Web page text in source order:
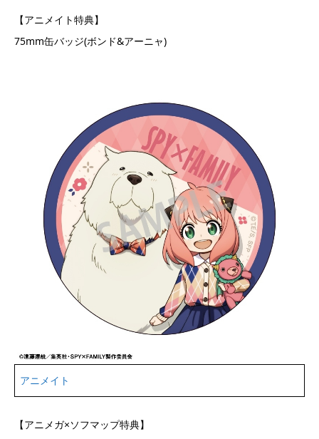
【アニメイト特典】
75mm缶バッジ(ボンド&アーニャ)
アニメイト
【アニメガ×ソフマップ特典】